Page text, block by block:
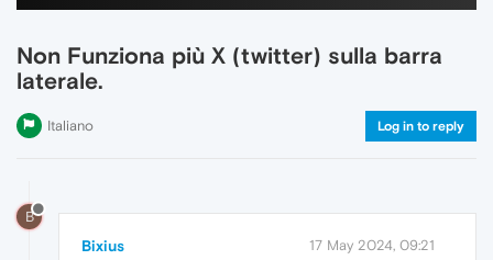
Non Funziona più X (twitter) sulla barra
laterale.
Italiano Log in to reply
B
Bixius 17 May 2024, 09:21